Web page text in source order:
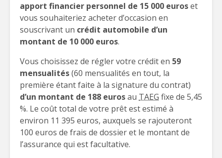
apport financier personnel de 15 000 euroset
vous souhaiteriez acheter d’occasion en
souscrivant un crédit automobile d’un
montant de 10 000 euros.
Vous choisissez de régler votre crédit en 59
mensualités(60 mensualités en tout, la
première étant faite à la signature du contrat)
d’un montant de 188 eurosau TAEG fixe de 5,45
%. Le coût total de votre prêt est estimé à
environ 11 395 euros, auxquels se rajouteront
100 euros de frais de dossier et le montant de
l’assurance qui est facultative.